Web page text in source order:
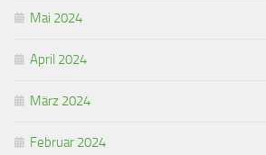
Mai 2024
April 2024
März 2024
Februar 2024